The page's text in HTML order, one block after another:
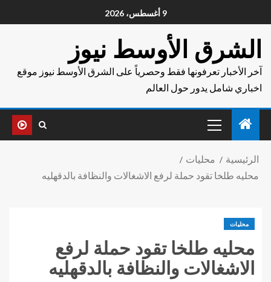
9 أغسطس، 2026
الشرق الأوسط نيوز
آخر الأخبار تعرفونها فقط وحصرياً على الشرق الأوسط نيوز موقع
اخباري شامل يدور حول العالم
الرئيسية
محليات
محليه طلخا تقود حملة لرفع الاشغالات والنظافة بالدقهليه
محليات
محليه طلخا تقود حملة لرفع
الاشغالات والنظافة بالدقهليه